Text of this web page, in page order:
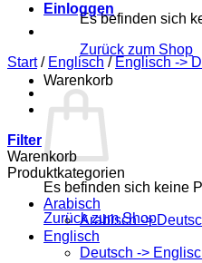
Es befinden sich
Zurück zum Shop
Warenkorb
Es befinden sich keine
Zurück zum Shop
Einloggen
Start / Englisch / Englisch ->
Filter
Warenkorb
Produktkategorien
Arabisch
Arabisch ->
Englisch
Deutsch ->